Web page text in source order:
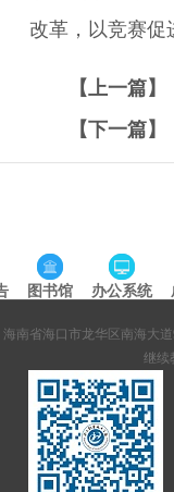
改革，以竞赛促
【上一篇】
【下一篇】
图书馆 办公系统
南省海口市龙华区南海大道
继续